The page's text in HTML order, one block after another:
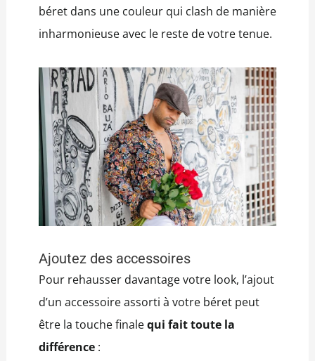
béret dans une couleur qui clash de manière
inharmonieuse avec le reste de votre tenue.
Ajoutez des accessoires
Pour rehausser davantage votre look, l’ajout
d’un accessoire assorti à votre béret peut
être la touche finalequi fait toute la
différence: